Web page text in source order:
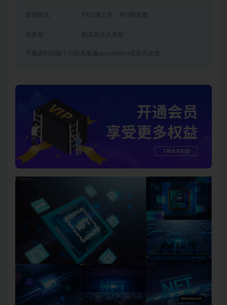
资源格式 PSD 源文件，JPG预览图
有效期 购买后永久有效
下载遇到问题？可联系客服qmsck0824或留言反馈